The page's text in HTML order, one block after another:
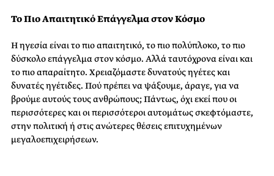
Το Πιο Απαιτητικό Επάγγελμα στον Κόσμο
Η ηγεσία είναι το πιο απαιτητικό, το πιο πολύπλοκο, το πιο
δύσκολο επάγγελμα στον κόσμο. Αλλά ταυτόχρονα είναι και
το πιο απαραίτητο. Χρειαζόμαστε δυνατούς ηγέτες και
δυνατές ηγέτιδες. Πού πρέπει να ψάξουμε, άραγε, για να
βρούμε αυτούς τους ανθρώπους; Πάντως, όχι εκεί που οι
περισσότερες και οι περισσότεροι αυτομάτως σκεφτόμαστε,
στην πολιτική ή στις ανώτερες θέσεις επιτυχημένων
μεγαλοεπιχειρήσεων.